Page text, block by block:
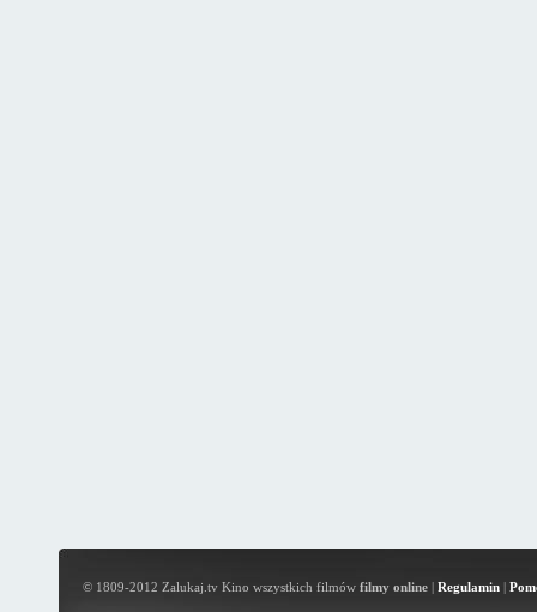
© 1809-2012 Zalukaj.tv Kino wszystkich filmów filmy online| Regulamin|